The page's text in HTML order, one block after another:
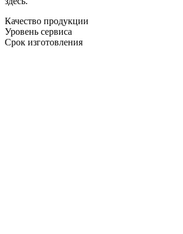
Качество продукции
Уровень сервиса
Срок изготовления